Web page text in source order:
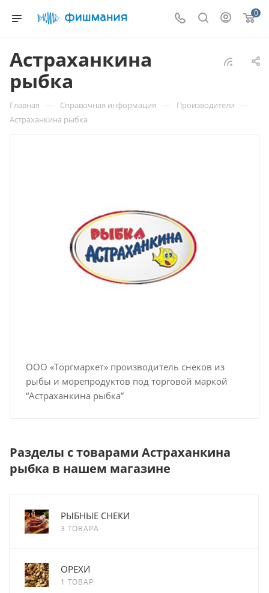
0
Астраханкина
рыбка
Главная — Справочная информация — Производители —
Астраханкина рыбка
ООО «Торгмаркет» производитель снеков из
рыбы и морепродуктов под торговой маркой
“Астраханкина рыбка”
Разделы с товарами Астраханкина
рыбка в нашем магазине
РЫБНЫЕ СНЕКИ
3 ТОВАРА
ОРЕХИ
1 ТОВАР